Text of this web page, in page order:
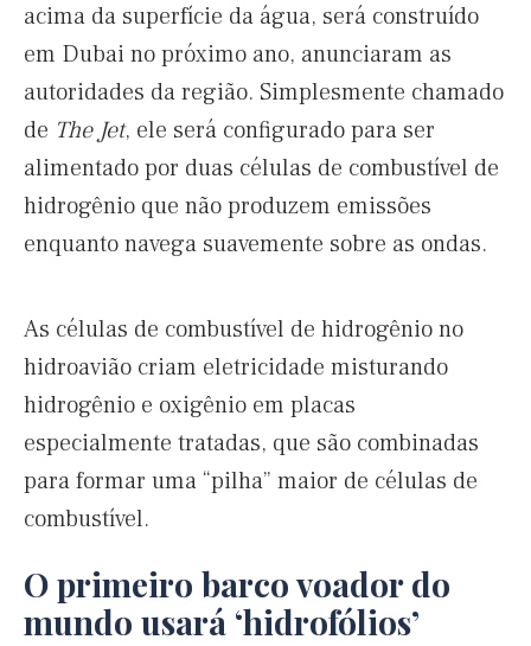
acima da superfície da água, será construído
em Dubai no próximo ano, anunciaram as
autoridades da região. Simplesmente chamado
de The Jet, ele será configurado para ser
alimentado por duas células de combustível de
hidrogênio que não produzem emissões
enquanto navega suavemente sobre as ondas.
As células de combustível de hidrogênio no
hidroavião criam eletricidade misturando
hidrogênio e oxigênio em placas
especialmente tratadas, que são combinadas
para formar uma “pilha” maior de células de
combustível.
O primeiro barco voador do
mundo usará ‘hidrofólios’